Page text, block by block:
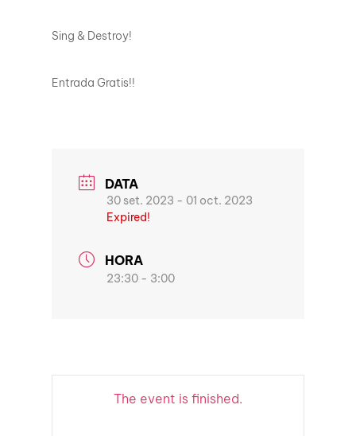
Sing & Destroy!
Entrada Gratis!!
DATA
30 set. 2023 - 01 oct. 2023
Expired!
HORA
23:30 - 3:00
The event is finished.